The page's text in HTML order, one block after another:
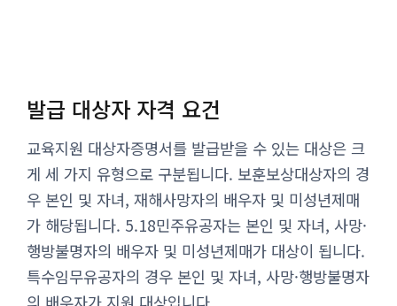
발급 대상자 자격 요건
교육지원 대상자증명서를 발급받을 수 있는 대상은 크
게 세 가지 유형으로 구분됩니다. 보훈보상대상자의 경
우 본인 및 자녀, 재해사망자의 배우자 및 미성년제매
가 해당됩니다. 5.18민주유공자는 본인 및 자녀, 사망·
행방불명자의 배우자 및 미성년제매가 대상이 됩니다.
특수임무유공자의 경우 본인 및 자녀, 사망·행방불명자